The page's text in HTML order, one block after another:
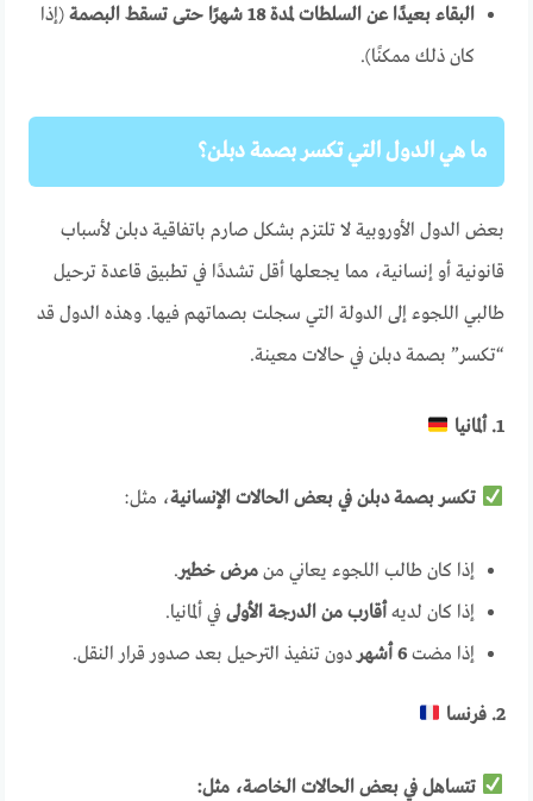
البقاء بعيدًا عن السلطات لمدة 18 شهرًا حتى تسقط البصمة
(إذا
كان ذلك ممكنًا).
ما هي الدول التي تكسر بصمة دبلن؟
بعض الدول الأوروبية لا تلتزم بشكل صارم باتفاقية دبلن لأسباب
قانونية أو إنسانية، مما يجعلها أقل تشددًا في تطبيق قاعدة ترحيل
طالبي اللجوء إلى الدولة التي سجلت بصماتهم فيها. وهذه الدول قد
“تكسر” بصمة دبلن في حالات معينة.
1. ألمانيا
تكسر بصمة دبلن في بعض الحالات الإنسانية، مثل:
إذا كان طالب اللجوء يعاني منمرض خطير.
إذا كان لديهأقارب من الدرجة الأولى في ألمانيا.
إذا مضت6 أشهر دون تنفيذ الترحيل بعد صدور قرار النقل.
2. فرنسا
تتساهل في بعض الحالات الخاصة، مثل: